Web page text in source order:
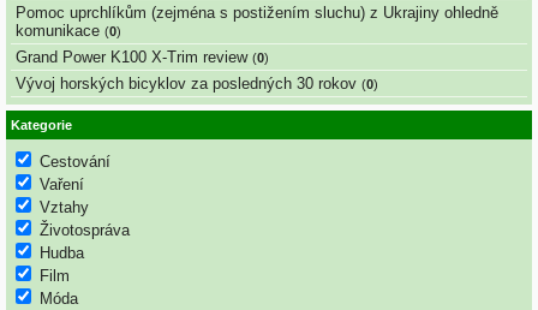
Pomoc uprchlíkům (zejména s postižením sluchu) z Ukrajiny ohledně
komunikace (0)
Grand Power K100 X-Trim review (0)
Vývoj horských bicyklov za posledných 30 rokov (0)
Kategorie
Cestování
Vaření
Vztahy
Životospráva
Hudba
Film
Móda